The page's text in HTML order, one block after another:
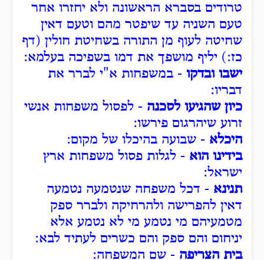
טרודים בסברא הראשונה ולא יחזרו אחר
טעם השניה עד שיפטר מהם וטעם דאין
שחיטה לעוף מן התורה בשחיטת חולין (דף
כז:) יליף מושפך את דמו בשפיכה בעלמא:
ישבו ובדקו - במשפחות א"י לברר את
דבריו:
כיון שהגיעו לסכנה - לפסול משפחות אנשי
זרוע שיהרגום פירשו:
היכלא - שבועה בהיכלו של מקום:
בידינו הוא - לגלות פסול משפחות ארץ
ישראל:
תנינא - דכל משפחה שנטמעה נטמעה
דאין להפרישה ולהרחיקה ולברר ספק
מטמעיהם מי נטמע מי לא נטמע אלא
יניחום והם ספק והם כשרים לעתיד לבא:
בית הצריפה - שם המשפחה: